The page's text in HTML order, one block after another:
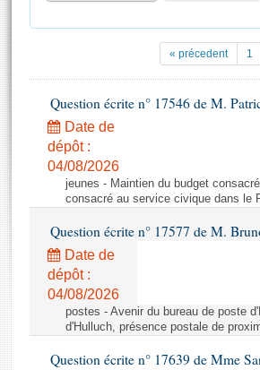
Projets de loi
Propositions de loi
Amendements
Textes adoptés
Rapports législatifs
Rapports sur l'application des lois
Baromètre de l’application des lois
Dossiers législatifs
Documents de référence
( Constitution | Règlement de
Histoire
Juniors
Anciennes législatures
Contacts et plan d'accès
Photos libres de droit
« précedent 1
Question écrite n° 17546 de M.
Date de
dépôt :
04/08/2026
jeunes - Maintien du budget
consacré au service civique dans le
Question écrite n° 17577 de M.
Date de
dépôt :
04/08/2026
postes - Avenir du bureau de poste
d'Hulluch, présence postale de
Question écrite n° 17639 de Mme